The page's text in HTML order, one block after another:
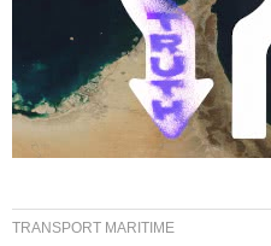
TRANSPORT MARITIME